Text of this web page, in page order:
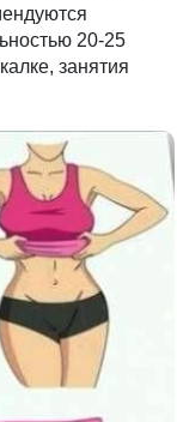
20-25
занятия